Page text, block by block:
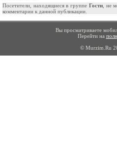
Посетители, находящиеся в группе Гости, не
комментарии к данной публикации.
Вы просматриваете
Перейти на
© Murzim.Ru